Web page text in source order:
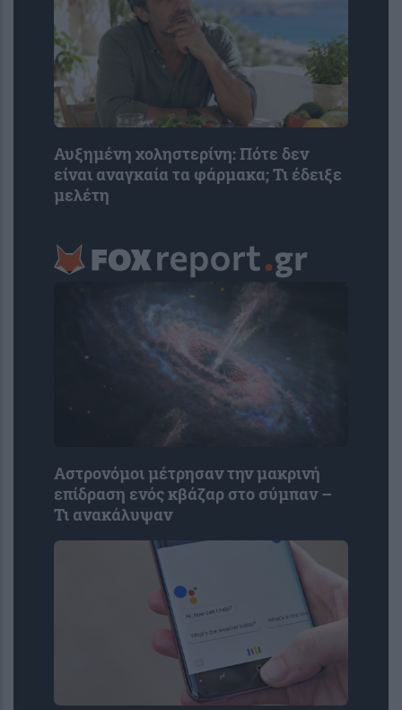
Αυξημένη χοληστερίνη: Πότε δεν
είναι αναγκαία τα φάρμακα; Τι έδειξε
μελέτη
Αστρονόμοι μέτρησαν την μακρινή
επίδραση ενός κβάζαρ στο σύμπαν –
Τι ανακάλυψαν